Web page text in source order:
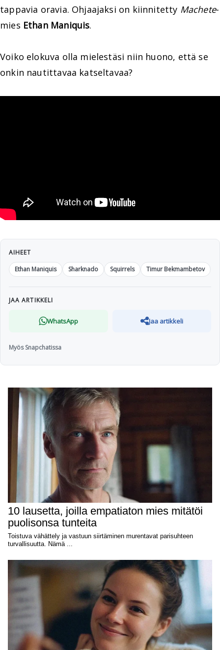
tappavia oravia. Ohjaajaksi on kiinnitetty Machete-
mies Ethan Maniquis.
Voiko elokuva olla mielestäsi niin huono, että se
onkin nautittavaa katseltavaa?
AIHEET
Ethan Maniquis
Sharknado Squirrels Timur Bekmambetov
JAA ARTIKKELI
WhatsApp Jaa artikkeli
Myös Snapchatissa